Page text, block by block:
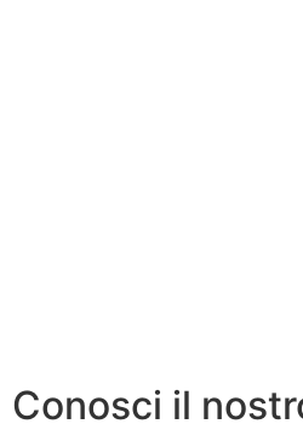
Conosci il